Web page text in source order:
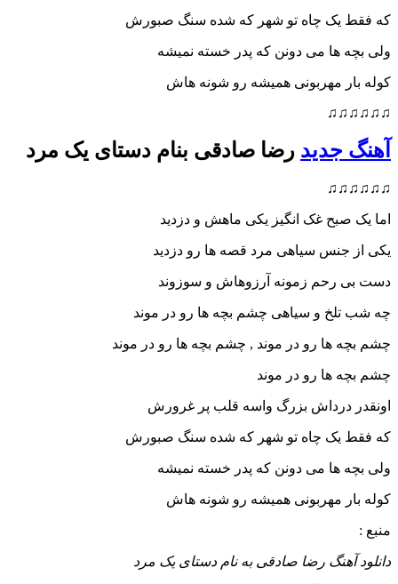
که فقط یک چاه تو شهر که شده سنگ صبورش
ولی بچه ها می دونن که پدر خسته نمیشه
کوله بار مهربونی همیشه رو شونه هاش
♫♫♫♫♫♫
آهنگ جدید رضا صادقی بنام دستای یک مرد
♫♫♫♫♫♫
اما یک صبح غک انگیز یکی ماهش و دزدید
یکی از جنس سیاهی مرد قصه ها رو دزدید
دست بی رحم زمونه آرزوهاش و سوزوند
چه شب تلخ و سیاهی چشم بچه ها رو در موند
چشم بچه ها رو در موند , چشم بچه ها رو در موند
چشم بچه ها رو در موند
اونقدر درداش بزرگ واسه قلب پر غرورش
که فقط یک چاه تو شهر که شده سنگ صبورش
ولی بچه ها می دونن که پدر خسته نمیشه
کوله بار مهربونی همیشه رو شونه هاش
منبع :
دانلود آهنگ رضا صادقی به نام دستای یک مرد